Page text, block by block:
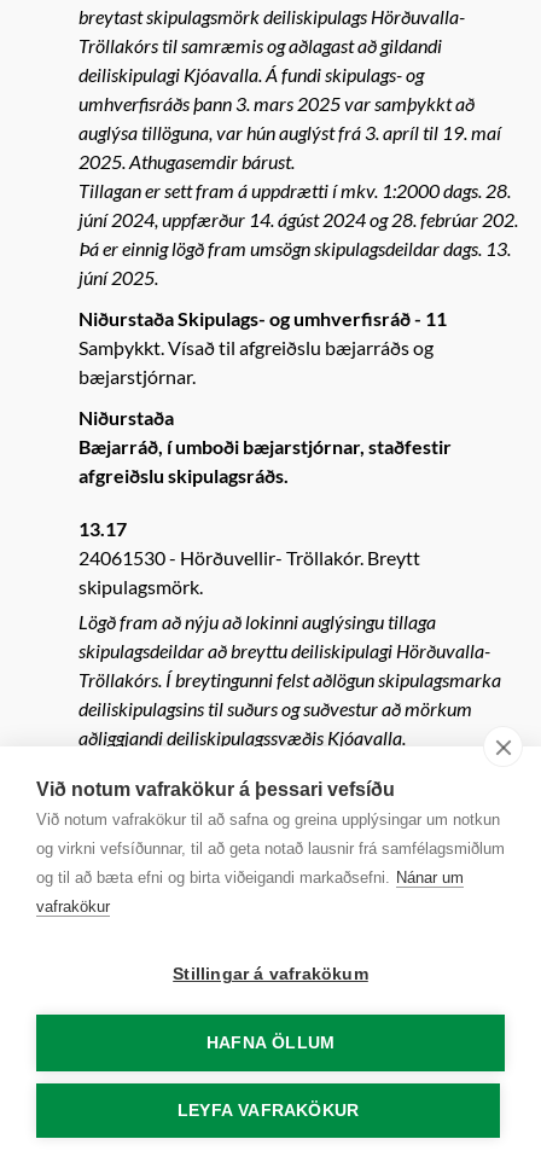
Við notum vafrakökur á þessari vefsíðu
Við notum vafrakökur til að safna og greina upplýsingar um notkun
og virkni vefsíðunnar, til að geta notað lausnir frá samfélagsmiðlum
og til að bæta efni og birta viðeigandi markaðsefni. Nánar um
vafrakökur
Stillingar á vafrakökum
HAFNA ÖLLUM
LEYFA VAFRAKÖKUR
breytast skipulagsmörk deiliskipulags Hörðuvalla-
Tröllakórs til samræmis og aðlagast að gildandi
deiliskipulagi Kjóavalla. Á fundi skipulags- og
umhverfisráðs þann 3. mars 2025 var samþykkt að
auglýsa tillöguna, var hún auglýst frá 3. apríl til 19. maí
2025. Athugasemdir bárust.
Tillagan er sett fram á uppdrætti í mkv. 1:2000 dags. 28.
júní 2024, uppfærður 14. ágúst 2024 og 28. febrúar 202.
Þá er einnig lögð fram umsögn skipulagsdeildar dags. 13.
júní 2025.
Niðurstaða Skipulags- og umhverfisráð - 11
Samþykkt. Vísað til afgreiðslu bæjarráðs og
bæjarstjórnar.
Niðurstaða
Bæjarráð, í umboði bæjarstjórnar, staðfestir
afgreiðslu skipulagsráðs.
13.17
24061530
Hörðuvellir- Tröllakór. Breytt
skipulagsmörk.
Lögð fram að nýju að lokinni auglýsingu tillaga
skipulagsdeildar að breyttu deiliskipulagi Hörðuvalla-
Tröllakórs. Í breytingunni felst aðlögun skipulagsmarka
deiliskipulagsins til suðurs og suðvestur að mörkum
aðliggjandi deiliskipulagssvæðis Kjóavalla.
flatarmáli. Göngustígur suðaustan megin við Tröllakór
verður innan skipulagsmarka Hörðuvalla - Tröllakórs. Á
fundi skipulagsráðs þann 1. júlí 2024 var samþykkt að
auglýsa tillöguna, var hún auglýst frá 3. apríl til 19. maí
2025. Engar athugasemdir bárust.
Niðurstaða Skipulags- og umhverfisráð - 11
Samþykkt. Vísað til afgreiðslu bæjarráðs og
bæjarstjórnar.
Bæjarráð, í umboði bæjarstjórnar, staðfestir